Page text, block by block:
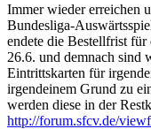
Immer wieder erreichen
Bundesliga-
endete die Bestellfrist für
26.6. und demnach sind
Eintrittskarten für
irgendeinem Grund zu
werden diese in der
http://forum.sfcv.de/